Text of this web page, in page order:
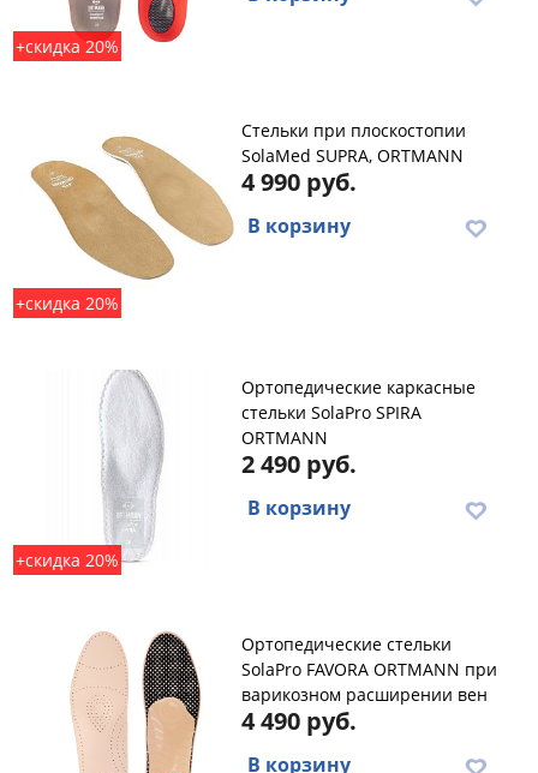
+скидка 20%
+скидка 20%
Стельки при плоскостопии
SolaMed SUPRA, ORTMANN
4 990 руб.
В корзину
+скидка 20%
Ортопедические каркасные
стельки SolaPro SPIRA
ORTMANN
2 490 руб.
В корзину
Ортопедические стельки
SolaPro FAVORA ORTMANN при
варикозном расширении вен
4 490 руб.
В корзину